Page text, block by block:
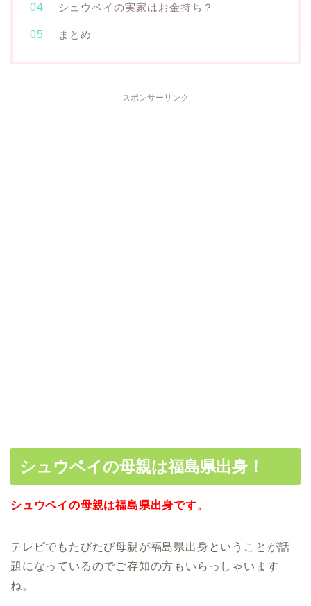
シュウペイの実家はお金持ち？
まとめ
スポンサーリンク
シュウペイの母親は福島県出身！
シュウペイの母親は福島県出身です。
テレビでもたびたび母親が福島県出身ということが話
題になっているのでご存知の方もいらっしゃいます
ね。